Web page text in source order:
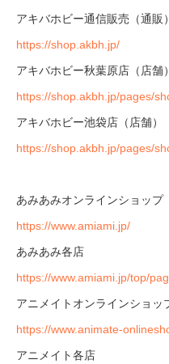
アキバホビー通信販売（通販）
https://shop.akbh.jp/
アキバホビー秋葉原店（店舗）
https://shop.akbh.jp/pages/
アキバホビー池袋店（店舗）
https://shop.akbh.jp/pages/
あみあみオンラインショップ
https://www.amiami.jp/
あみあみ各店
https://www.amiami.jp/top/
アニメイトオンラインショッ
https://www.animate-
アニメイト各店